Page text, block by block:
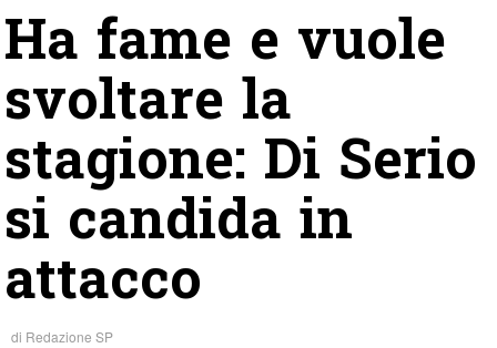
Ha fame e vuole
svoltare la
stagione: Di Serio
si candida in
attacco
di Redazione SP